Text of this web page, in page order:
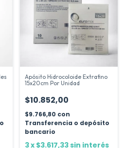
Apósito Hidrocoloide Extrafino
15x20cm Por Unidad
$10.852,00
$9.766,80 con
Transferencia o depósito
bancario
3x $3.617,33sin interés